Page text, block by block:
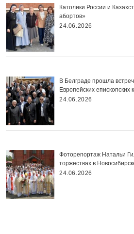
Католики России и
абортов»
24.06.2026
В Белграде прошла
Европейских епископских
24.06.2026
Фоторепортаж Натальи
торжествах в
24.06.2026